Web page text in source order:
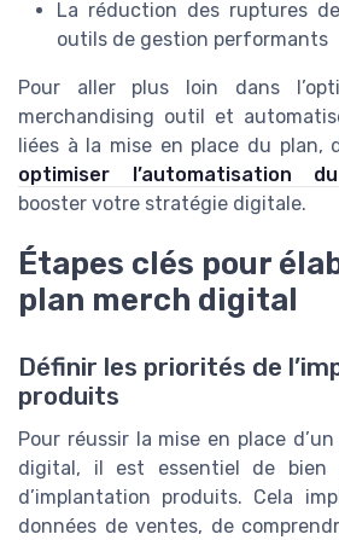
La réduction des ruptures
outils de gestion performants
Pour aller plus loin dans
merchandising outil et
liées à la mise en place du plan,
optimiser l’automatisation
booster votre stratégie digitale.
Étapes clés pour
plan merch digital
Définir les priorités de
produits
Pour réussir la mise en place
digital, il est essentiel de bien
d’implantation produits. Cela
données de ventes, de